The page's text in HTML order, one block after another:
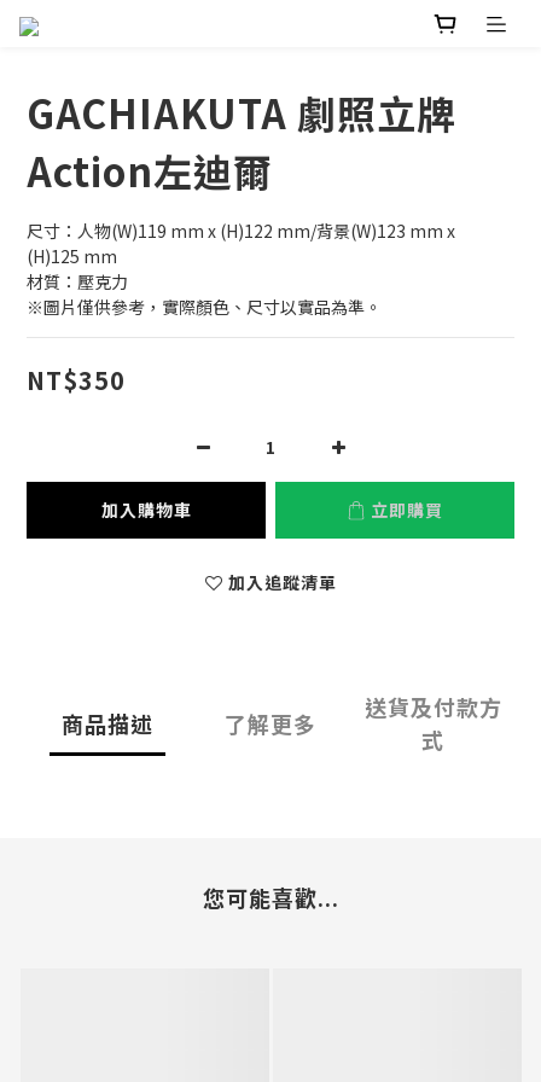
GACHIAKUTA 劇照立牌
Action左迪爾
尺寸：人物(W)119 mm x (H)122 mm/背景(W)123 mm x
(H)125 mm
材質：壓克力
※圖片僅供參考，實際顏色、尺寸以實品為準。
NT$350
加入購物車 立即購買
加入追蹤清單
商品描述 了解更多
送貨及付款方
式
您可能喜歡...